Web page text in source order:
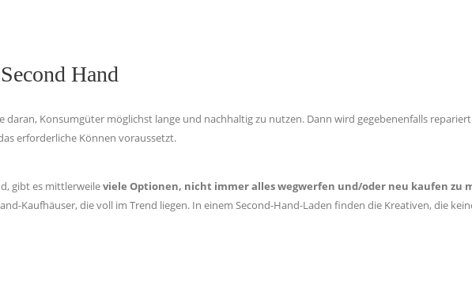
Hand
Konsumgüter möglichst lange und nachhaltig zu nutzen. Dann wird gegebenenfalls
erforderliche Können voraussetzt.
gibt es mittlerweileviele Optionen, nicht immer alles wegwerfen und/oder neu kaufen zu
Kaufhäuser, die voll im Trend liegen. In einem Second-Hand-Laden finden die Kreativen, die